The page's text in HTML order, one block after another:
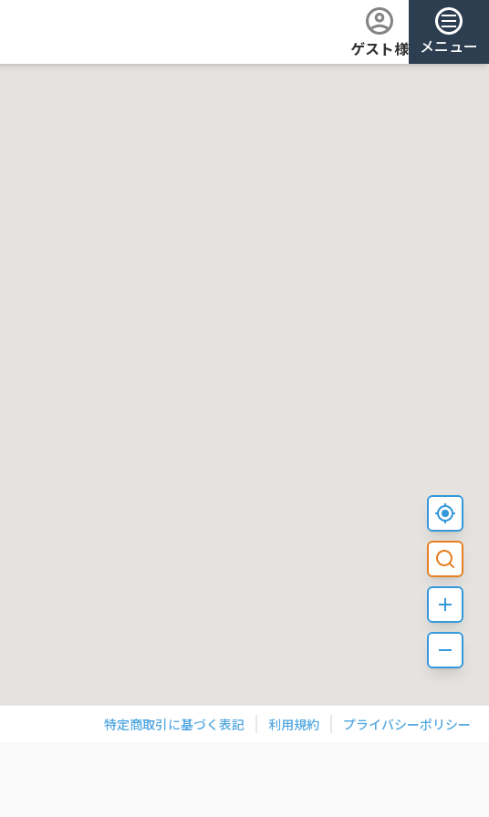
ゲスト様 メニュー
特定商取引に基づく表記 利用規約 プライバシーポリシー